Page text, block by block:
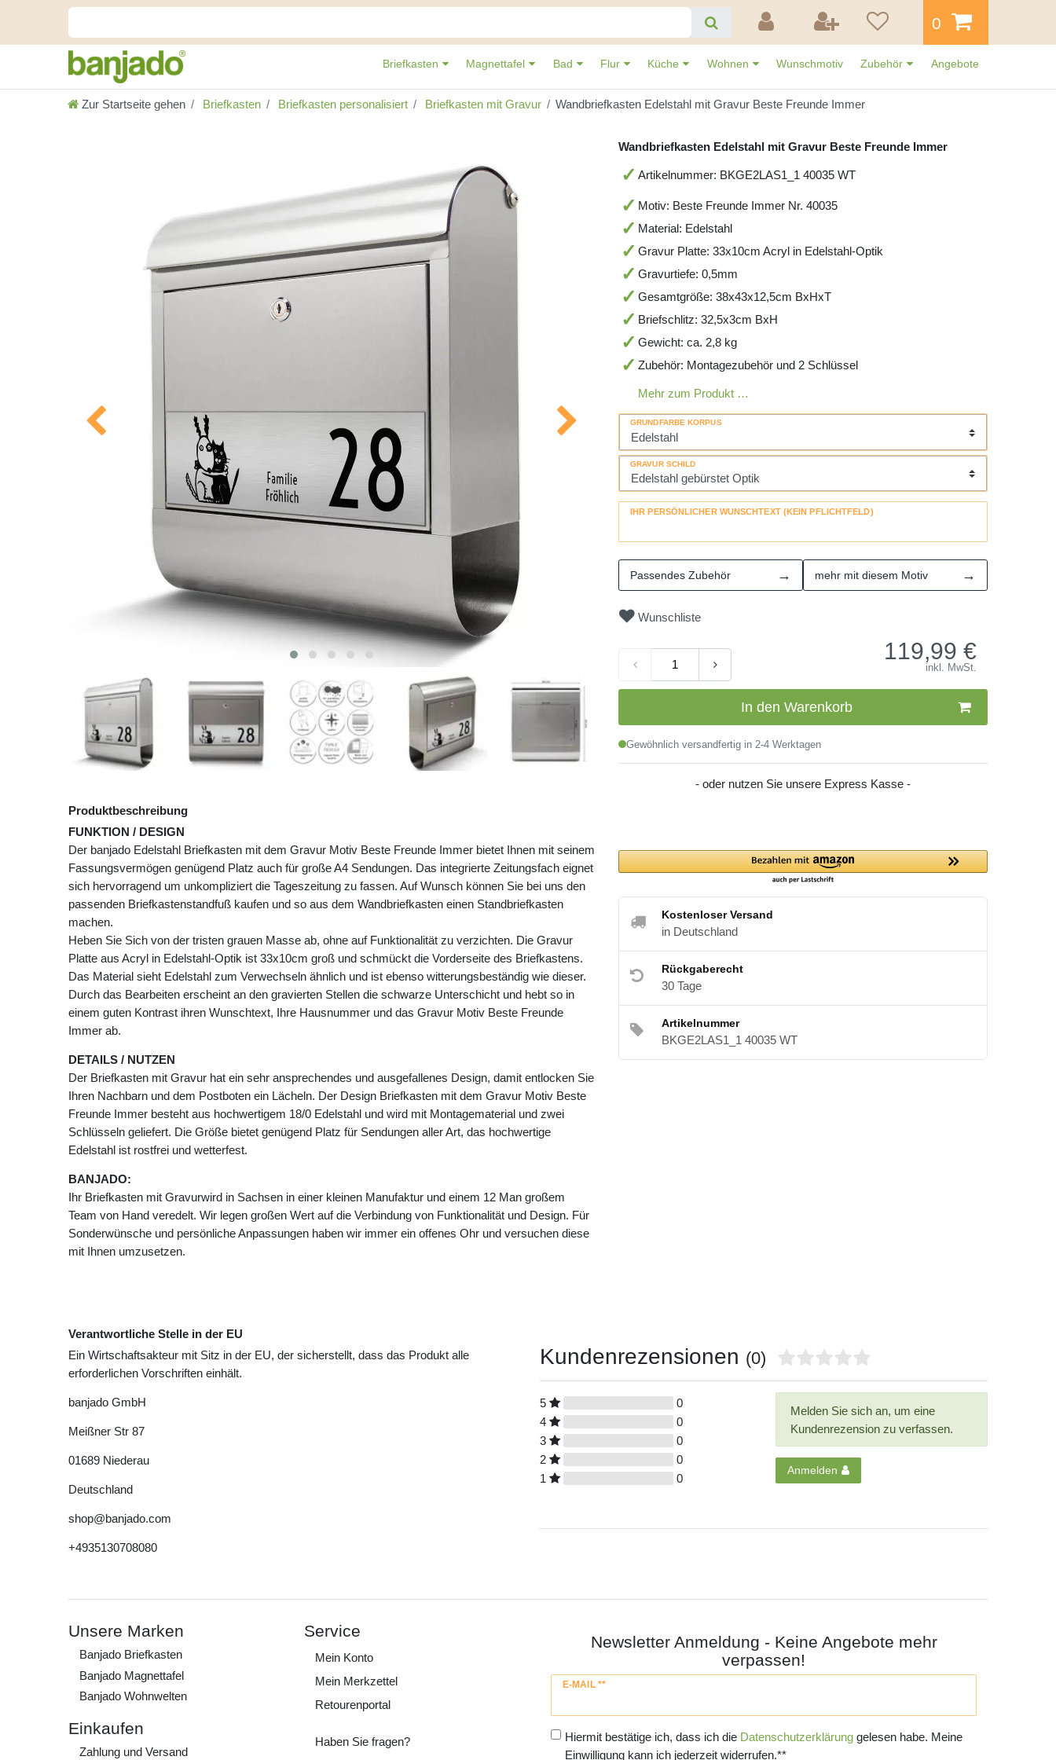
0
Briefkasten Magnettafel Bad Flur Küche Wohnen Wunschmotiv Zubehör Angebote
Zur Startseite gehen Briefkasten Briefkasten personalisiert Briefkasten mit Gravur Wandbriefkasten Edelstahl mit Gravur Beste Freunde Immer
Produktbeschreibung
FUNKTION / DESIGN
Der banjado Edelstahl Briefkasten mit dem Gravur Motiv Beste Freunde Immer bietet Ihnen mit seinem
Fassungsvermögen genügend Platz auch für große A4 Sendungen. Das integrierte Zeitungsfach eignet
sich hervorragend um unkompliziert die Tageszeitung zu fassen. Auf Wunsch können Sie bei uns den
passenden Briefkastenstandfuß kaufen und so aus dem Wandbriefkasten einen Standbriefkasten
machen.
Heben Sie Sich von der tristen grauen Masse ab, ohne auf Funktionalität zu verzichten. Die Gravur
Platte aus Acryl in Edelstahl-Optik ist 33x10cm groß und schmückt die Vorderseite des Briefkastens.
Das Material sieht Edelstahl zum Verwechseln ähnlich und ist ebenso witterungsbeständig wie dieser.
Durch das Bearbeiten erscheint an den gravierten Stellen die schwarze Unterschicht und hebt so in
einem guten Kontrast ihren Wunschtext, Ihre Hausnummer und das Gravur Motiv Beste Freunde
Immer ab.
DETAILS / NUTZEN
Der Briefkasten mit Gravur hat ein sehr ansprechendes und ausgefallenes Design, damit entlocken Sie
Ihren Nachbarn und dem Postboten ein Lächeln. Der Design Briefkasten mit dem Gravur Motiv Beste
Freunde Immer besteht aus hochwertigem 18/0 Edelstahl und wird mit Montagematerial und zwei
Schlüsseln geliefert. Die Größe bietet genügend Platz für Sendungen aller Art, das hochwertige
Edelstahl ist rostfrei und wetterfest.
BANJADO:
Ihr Briefkasten mit Gravurwird in Sachsen in einer kleinen Manufaktur und einem 12 Man großem
Team von Hand veredelt. Wir legen großen Wert auf die Verbindung von Funktionalität und Design. Für
Sonderwünsche und persönliche Anpassungen haben wir immer ein offenes Ohr und versuchen diese
mit Ihnen umzusetzen.
Wandbriefkasten Edelstahl mit Gravur Beste Freunde Immer
Artikelnummer: BKGE2LAS1_1 40035 WT
Motiv: Beste Freunde Immer Nr. 40035
Material: Edelstahl
Gravur Platte: 33x10cm Acryl in Edelstahl-Optik
Gravurtiefe: 0,5mm
Gesamtgröße: 38x43x12,5cm BxHxT
Briefschlitz: 32,5x3cm BxH
Gewicht: ca. 2,8 kg
Zubehör: Montagezubehör und 2 Schlüssel
Mehr zum Produkt …
GRUNDFARBE KORPUS
GRAVUR SCHILD
IHR PERSÖNLICHER WUNSCHTEXT (KEIN PFLICHTFELD)
Passendes Zubehör → mehr mit diesem Motiv →
Wunschliste
119,99 €
inkl. MwSt.
In den Warenkorb
Gewöhnlich versandfertig in 2-4 Werktagen
- oder nutzen Sie unsere Express Kasse -
Kostenloser Versand
in Deutschland
Rückgaberecht
30 Tage
Artikelnummer
BKGE2LAS1_1 40035 WT
Verantwortliche Stelle in der EU
Ein Wirtschaftsakteur mit Sitz in der EU, der sicherstellt, dass das Produkt alle
erforderlichen Vorschriften einhält.
banjado GmbH
Meißner Str 87
01689 Niederau
Deutschland
shop@banjado.com
+4935130708080
Kundenrezensionen (0)
5
0
4
0
3
0
2
0
1
0
Melden Sie sich an, um eine
Kundenrezension zu verfassen.
Anmelden
Unsere Marken
Banjado Briefkasten
Banjado Magnettafel
Banjado Wohnwelten
Einkaufen
Zahlung und Versand
Service
Mein Konto
Mein Merkzettel
Retourenportal
Haben Sie fragen?
Newsletter Anmeldung - Keine Angebote mehr
verpassen!
E-MAIL **
Newsletter
Hiermit bestätige ich, dass ich die Daten­schutz­erklärunggelesen habe. Meine
Einwilligung kann ich jederzeit widerrufen.**